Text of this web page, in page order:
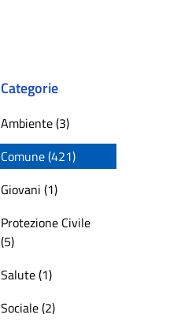
Categorie
Ambiente (3)
Comune (421)
Giovani (1)
Protezione Civile
(5)
Salute (1)
Sociale (2)